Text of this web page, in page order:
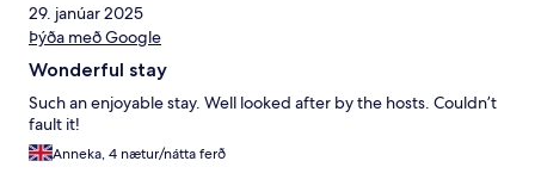
29. janúar 2025
Þýða með Google
Wonderful stay
Such an enjoyable stay. Well looked after by the hosts. Couldn’t
fault it!
Anneka, 4 nætur/nátta ferð